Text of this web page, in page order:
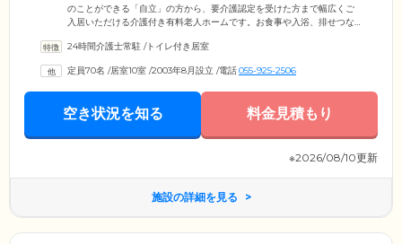
のことができる「自立」の方から、要介護認定を受けた方まで幅広くご
入居いただける介護付き有料老人ホームです。お食事や入浴、排せつな
ひとりに寄り添ったサポートをお届けします。お部屋は多床室のほか、
を維持しながら、のびのびとご自分らしい毎日をお楽しみください。ス
タッフ一同、まるで「もうひとつの我が家」のような心地よい住まいづ
24時間介護士常駐 /トイレ付き居室
定員70名 /居室10室 /2003年8月設立 /電話055-925-2506
空き状況を知る 料金見積もり
※2026/08/10更新
施設の詳細を見る